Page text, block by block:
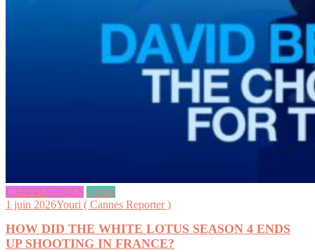
CANNESERIES videos
1 juin 2026Youri ( Cannes Reporter )
HOW DID THE WHITE LOTUS SEASON 4 ENDS
UP SHOOTING IN FRANCE?